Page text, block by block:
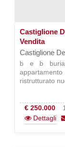
Castiglione
Vendita
Castiglione
b e b
ristrutturato
€ 250.000
Dettagli